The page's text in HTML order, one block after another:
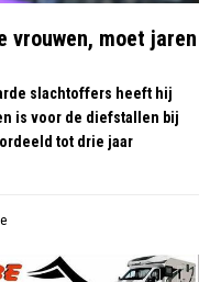
vrouwen, moet jaren
slachtoffers heeft hij
is voor de diefstallen bij
tot drie jaar